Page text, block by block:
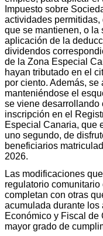
Impuesto sobre
actividades
que se mantienen, o la
aplicación de la
dividendos
de la Zona Especial
hayan tributado en el
por ciento. Además,
manteniéndose el
se viene desarrollando
inscripción en el
Especial Canaria, que
uno segundo, de
beneficiarios
2026.
Las modificaciones
regulatorio
completan con otras
acumulada durante
Económico y Fiscal de
mayor grado de